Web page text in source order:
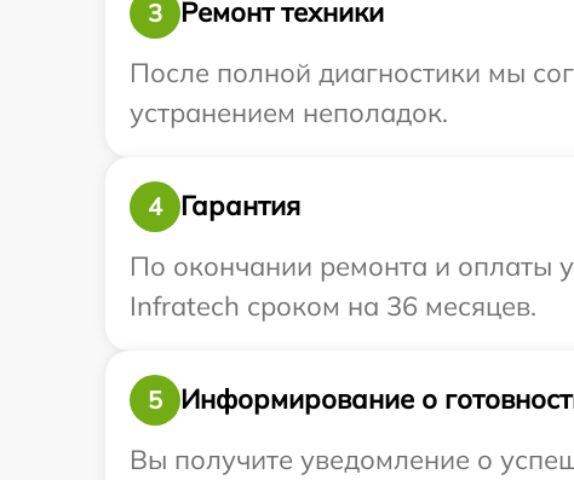
3
Ремонт техники
После полной диагностики мы
устранением неполадок.
4
Гарантия
По окончании ремонта и оплаты
Infratech сроком на 36 месяцев.
5
Информирование о
Вы получите уведомление о